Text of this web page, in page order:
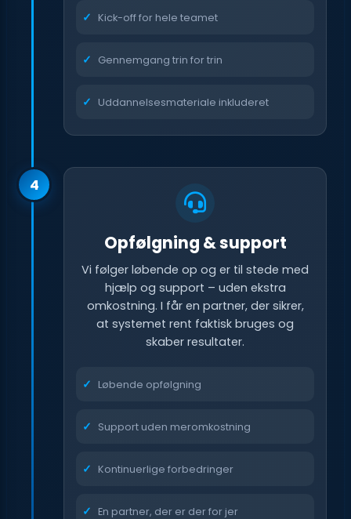
Kick-off for hele teamet
Gennemgang trin for trin
Uddannelsesmateriale inkluderet
4
Opfølgning & support
Vi følger løbende op og er til stede med
hjælp og support – uden ekstra
omkostning. I får en partner, der sikrer,
at systemet rent faktisk bruges og
skaber resultater.
Løbende opfølgning
Support uden meromkostning
Kontinuerlige forbedringer
En partner, der er der for jer